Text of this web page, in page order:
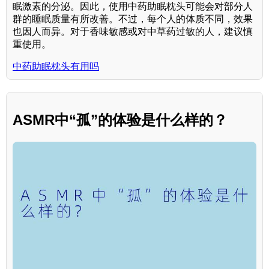
眠激素的分泌。因此，使用中药助眠枕头可能会对部分人
群的睡眠质量有所改善。不过，每个人的体质不同，效果
也因人而异。对于香味敏感或对中草药过敏的人，建议慎
重使用。
中药助眠枕头有用吗
ASMR中“孤”的体验是什么样的？